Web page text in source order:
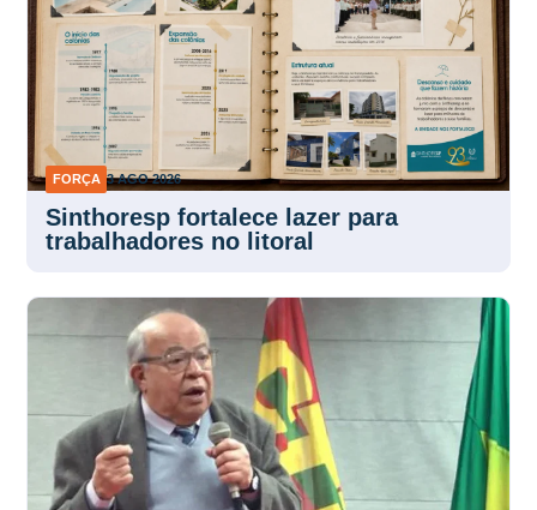
FORÇA 3 AGO 2026
Sinthoresp fortalece lazer para
trabalhadores no litoral